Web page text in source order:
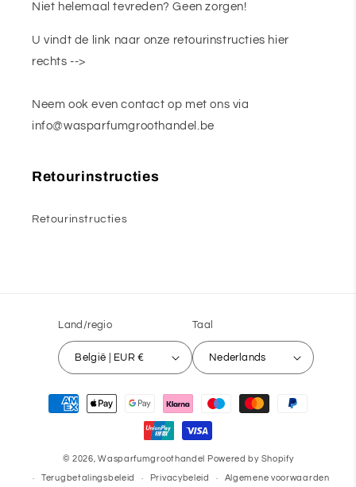
Niet helemaal tevreden? Geen zorgen!
U vindt de link naar onze retourinstructies hier
rechts -->
Neem ook even contact op met ons via
info@wasparfumgroothandel.be
Retourinstructies
Retourinstructies
Land/regio
België | EUR €
Taal
Nederlands
Betaalmethoden
© 2026,Wasparfumgroothandel Powered by Shopify
Terugbetalingsbeleid Privacybeleid Algemene voorwaarden